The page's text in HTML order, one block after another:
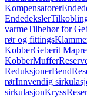
Kompensatorer
Endedeksler
varmeTilbehør for
rør og fittings
KobberGeberit
KobberMuffer
ReduksjonerBend
rørInnvendig
sirkulasjonKryss